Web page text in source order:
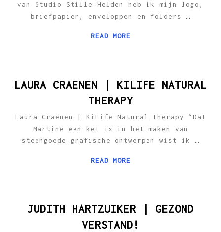
van Studio Stille Helden heb ik mijn logo,
briefpapier, enveloppen en folders …
READ MORE
LAURA CRAENEN | KILIFE NATURAL
THERAPY
Laura Craenen | KiLife Natural Therapy “Dat
Martine een kei is in het maken van
steengoede grafische ontwerpen wist ik …
READ MORE
JUDITH HARTZUIKER | GEZOND
VERSTAND!